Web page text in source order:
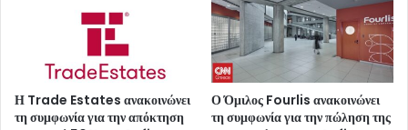
Η Trade Estates ανακοινώνει
τη συμφωνία για την απόκτηση
Ο Όμιλος Fourlis ανακοινώνει
τη συμφωνία για την πώληση της